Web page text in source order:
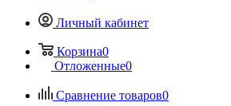
Личный кабинет
Корзина0
Отложенные0
Сравнение товаров0